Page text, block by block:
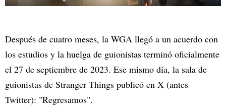
Después de cuatro meses, la WGA llegó a un acuerdo con
los estudios y la huelga de guionistas terminó oficialmente
el 27 de septiembre de 2023. Ese mismo día, la sala de
guionistas de Stranger Things publicó en X (antes
Twitter): "Regresamos".